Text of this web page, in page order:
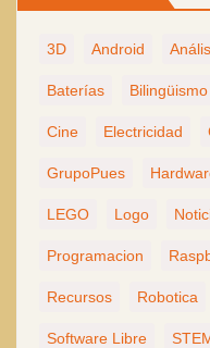
3D Android
Baterías Bilingüismo
Cine Electricidad
GrupoPues
LEGO Logo
Programacion
Recursos Robotica
Software Libre